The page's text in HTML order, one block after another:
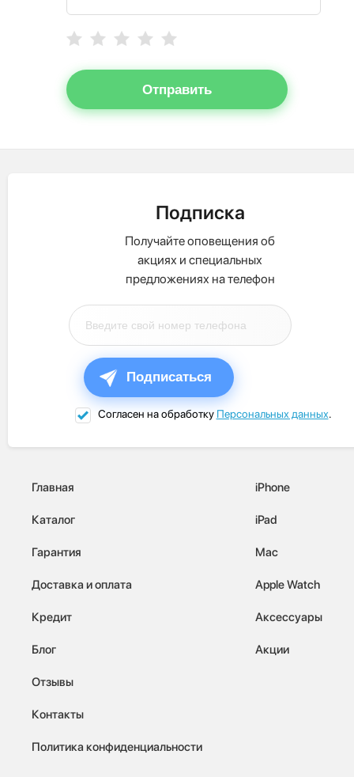
Отправить
Подписка
Получайте оповещения об
акциях и специальных
предложениях на телефон
Подписаться
Согласен на обработку Персональных данных.
Главная
Каталог
Гарантия
Доставка и оплата
Кредит
Блог
Отзывы
Контакты
Политика конфиденциальности
iPhone
iPad
Mac
Apple Watch
Аксессуары
Акции